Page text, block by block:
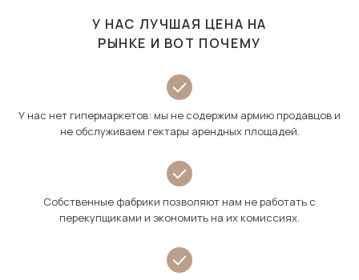
У НАС ЛУЧШАЯ ЦЕНА НА
РЫНКЕ И ВОТ ПОЧЕМУ
У нас нет гипермаркетов: мы не содержим армию продавцов и
не обслуживаем гектары арендных площадей.
Собственные фабрики позволяют нам не работать с
перекупщиками и экономить на их комиссиях.